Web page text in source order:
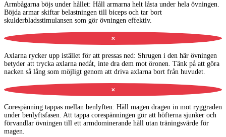
Armbågarna böjs under hållet: Håll armarna helt låsta under hela övningen.
Böjda armar skiftar belastningen till biceps och tar bort
skulderbladsstimulansen som gör övningen effektiv.
✕
Axlarna rycker upp istället för att pressas ned : Shrugen i den här övningen
betyder att trycka axlarna nedåt, inte dra dem mot öronen. Tänk på att göra
nacken så lång som möjligt genom att driva axlarna bort från huvudet.
✕
Corespänning tappas mellan benlyften: Håll magen dragen in mot ryggraden
under benlyftsfasen. Att tappa corespänningen gör att höfterna sjunker och
förvandlar övningen till ett armdominerande håll utan träningsvärde för
magen.